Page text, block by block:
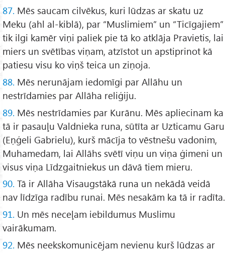
87. Mēs saucam cilvēkus, kuri lūdzas ar skatu uz
Meku (ahl al-kiblā), par “Muslimiem” un “Ticīgajiem”
tik ilgi kamēr viņi paliek pie tā ko atklāja Pravietis, lai
miers un svētības viņam, atzīstot un apstiprinot kā
patiesu visu ko viņš teica un ziņoja.
88. Mēs nerunājam iedomīgi par Allāhu un
nestrīdamies par Allāha reliģiju.
89. Mēs nestrīdamies par Kurānu. Mēs apliecinam ka
tā ir pasauļu Valdnieka runa, sūtīta ar Uzticamu Garu
(Eņģeli Gabrielu), kurš mācīja to vēstnešu vadonim,
Muhamedam, lai Allāhs svētī viņu un viņa ģimeni un
visus viņa Līdzgaitniekus un dāvā tiem mieru.
90. Tā ir Allāha Visaugstākā runa un nekādā veidā
nav līdzīga radību runai. Mēs nesakām ka tā ir radīta.
91. Un mēs neceļam iebildumus Muslimu
vairākumam.
92. Mēs neekskomunicējam nevienu kurš lūdzas ar